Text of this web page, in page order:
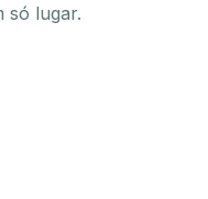
só lugar.